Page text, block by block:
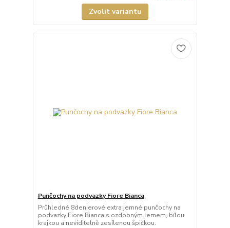
Zvolit variantu
Punčochy na podvazky Fiore Bianca
Průhledné 8denierové extra jemné punčochy na
podvazky Fiore Bianca s ozdobným lemem, bílou
krajkou a neviditelně zesílenou špičkou.